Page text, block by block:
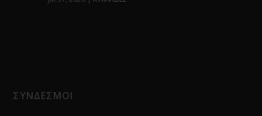
ΣΥΝΔΕΣΜΟΙ